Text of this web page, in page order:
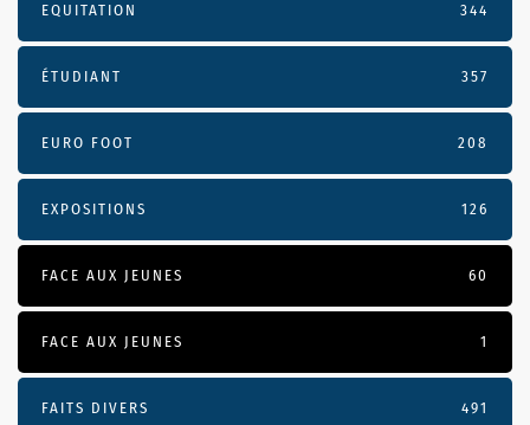
EQUITATION 344
ÉTUDIANT 357
EURO FOOT 208
EXPOSITIONS 126
FACE AUX JEUNES 60
FACE AUX JEUNES 1
FAITS DIVERS 491